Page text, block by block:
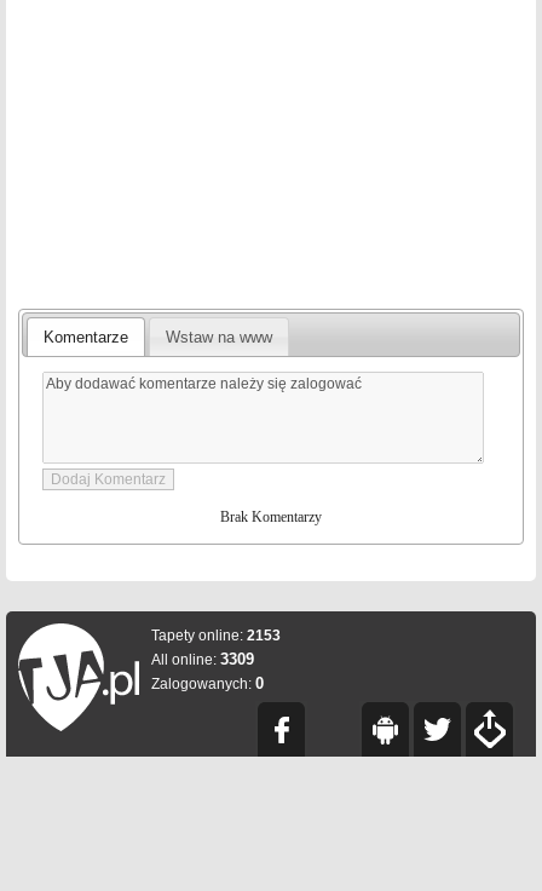
Komentarze Wstaw na www
Brak Komentarzy
Tapety online: 2153
All online: 3309
Zalogowanych: 0